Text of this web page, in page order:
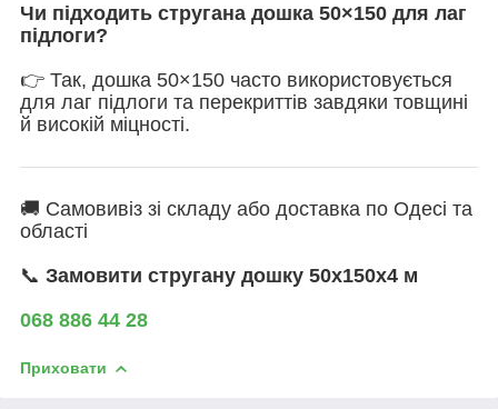
Чи підходить стругана дошка 50×150 для лаг
підлоги?
👉 Так, дошка 50×150 часто використовується
для лаг підлоги та перекриттів завдяки товщині
й високій міцності.
🚚 Самовивіз зі складу або доставка по Одесі та
області
📞 Замовити стругану дошку 50х150х4 м
068 886 44 28
Приховати